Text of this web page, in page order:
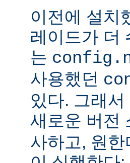
이전에 설치
레이드가 더
는
사용했던
있다. 그래
새로운 버전
사하고, 원